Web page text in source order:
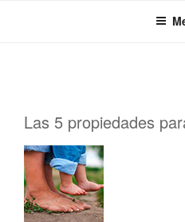
EL
Las 5 propiedades